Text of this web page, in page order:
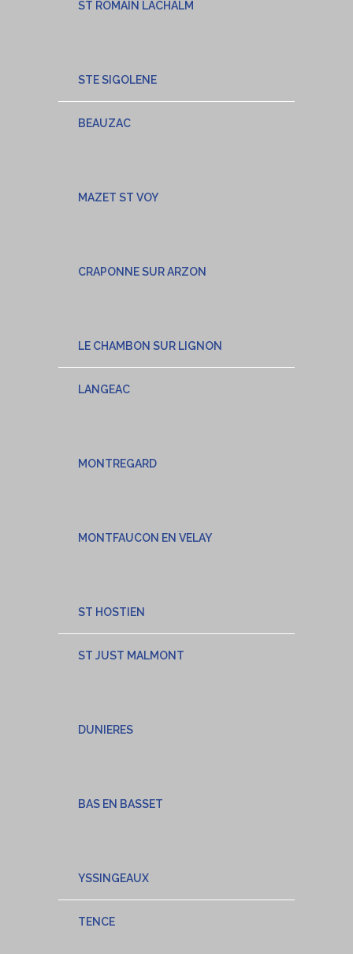
ST ROMAIN LACHALM
STE SIGOLENE
BEAUZAC
MAZET ST VOY
CRAPONNE SUR ARZON
LE CHAMBON SUR LIGNON
LANGEAC
MONTREGARD
MONTFAUCON EN VELAY
ST HOSTIEN
ST JUST MALMONT
DUNIERES
BAS EN BASSET
YSSINGEAUX
TENCE